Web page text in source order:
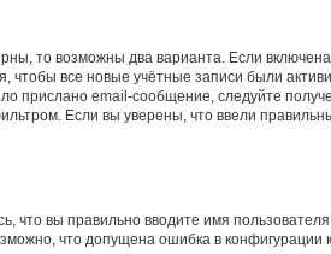
то возможны два варианта. Если
все новые учётные записи были
прислано email-сообщение, следуйте
Если вы уверены, что ввели
что вы правильно вводите имя
что допущена ошибка в